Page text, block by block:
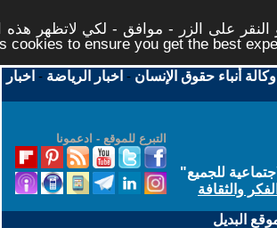
على الزر - موافق - لكي لاتظهر هذه
cookies to ensure you get the best
وكالة أنباء حقوق الإنسان - اخبار الرياضة - اخبار
التبرع للموقع - ادعمونا
للجميع"
والثقافة
البديل